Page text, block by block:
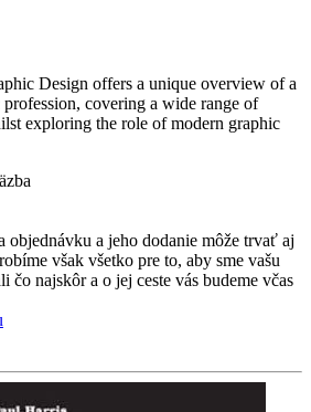
Design offers a unique overview of a
covering a wide range of
exploring the role of modern graphic
objednávku a jeho dodanie môže trvať aj
však všetko pre to, aby sme vašu
čo najskôr a o jej ceste vás budeme včas